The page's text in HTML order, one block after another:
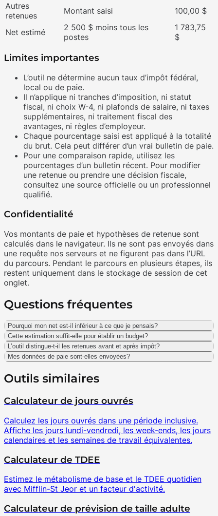
Autres
retenues
Montant saisi 100,00 $
Net estimé
2 500 $ moins tous les
postes
1 783,75
$
Limites importantes
L’outil ne détermine aucun taux d’impôt fédéral,
local ou de paie.
Il n’applique ni tranches d’imposition, ni statut
fiscal, ni choix W-4, ni plafonds de salaire, ni taxes
supplémentaires, ni traitement fiscal des
avantages, ni règles d’employeur.
Chaque pourcentage saisi est appliqué à la totalité
du brut. Cela peut différer d’un vrai bulletin de paie.
Pour une comparaison rapide, utilisez les
pourcentages d’un bulletin récent. Pour modifier
une retenue ou prendre une décision fiscale,
consultez une source officielle ou un professionnel
qualifié.
Confidentialité
Vos montants de paie et hypothèses de retenue sont
calculés dans le navigateur. Ils ne sont pas envoyés dans
une requête nos serveurs et ne figurent pas dans l’URL
du parcours. Pendant le parcours en plusieurs étapes, ils
restent uniquement dans le stockage de session de cet
onglet.
Questions fréquentes
Pourquoi mon net est-il inférieur à ce que je pensais?
Cette estimation suffit-elle pour établir un budget?
L’outil distingue-t-il les retenues avant et après impôt?
Mes données de paie sont-elles envoyées?
Outils similaires
Calculateur de jours ouvrés
Calculez les jours ouvrés dans une période inclusive.
Affiche les jours lundi-vendredi, les week-ends, les jours
calendaires et les semaines de travail équivalentes.
Calculateur de TDEE
Estimez le métabolisme de base et le TDEE quotidien
avec Mifflin-St Jeor et un facteur d'activité.
Calculateur de prévision de taille adulte